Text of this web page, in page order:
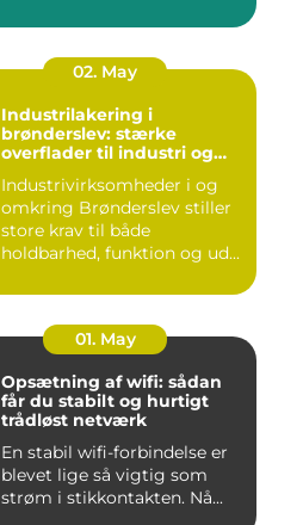
02. May
Industrilakering i
brønderslev: stærke
overflader til industri og
Industrivirksomheder i og
omkring Brønderslev stiller
store krav til både
holdbarhed, funktion og ud...
01. May
Opsætning af wifi: sådan
får du stabilt og hurtigt
trådløst netværk
En stabil wifi-forbindelse er
blevet lige så vigtig som
strøm i stikkontakten. Nå...